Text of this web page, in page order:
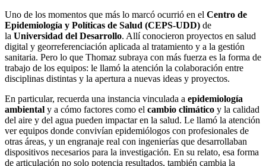
Uno de los momentos que más lo marcó ocurrió en el Centro de
Epidemiología y Políticas de Salud (CEPS-UDD) de
la Universidad del Desarrollo. Allí conocieron proyectos en salud
digital y georreferenciación aplicada al tratamiento y a la gestión
sanitaria. Pero lo que Thomaz subraya con más fuerza es la forma de
trabajo de los equipos: le llamó la atención la colaboración entre
disciplinas distintas y la apertura a nuevas ideas y proyectos.
En particular, recuerda una instancia vinculada a epidemiología
ambiental y a cómo factores como el cambio climático y la calidad
del aire y del agua pueden impactar en la salud. Le llamó la atención
ver equipos donde convivían epidemiólogos con profesionales de
otras áreas, y un engranaje real con ingenierías que desarrollaban
dispositivos necesarios para la investigación. En su relato, esa forma
de articulación no solo potencia resultados, también cambia la